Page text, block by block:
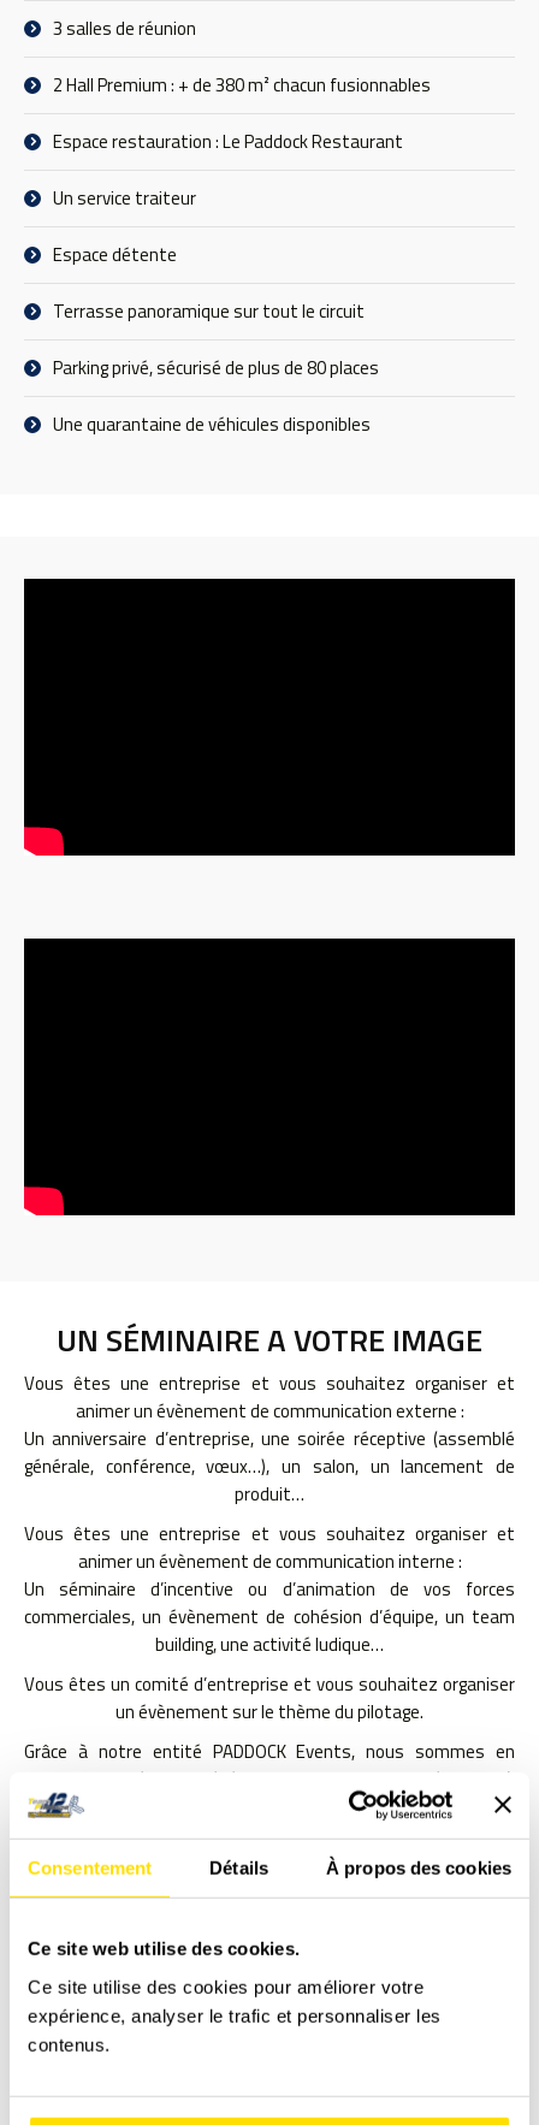
Consentement Détails À propos des cookies
Ce site web utilise des cookies.
Ce site utilise des cookies pour améliorer votre
expérience, analyser le trafic et personnaliser les
contenus.
3 salles de réunion
2 Hall Premium : + de 380 m² chacun fusionnables
Espace restauration : Le Paddock Restaurant
Un service traiteur
Espace détente
Terrasse panoramique sur tout le circuit
Parking privé, sécurisé de plus de 80 places
Une quarantaine de véhicules disponibles
UN SÉMINAIRE A VOTRE IMAGE
Vous êtes une entreprise et vous souhaitez organiser et
animer un évènement de communication externe :
Un anniversaire d’entreprise, une soirée réceptive (assemblé
générale, conférence, vœux…), un salon, un lancement de
produit…
Vous êtes une entreprise et vous souhaitez organiser et
animer un évènement de communication interne :
Un séminaire d’incentive ou d’animation de vos forces
commerciales, un évènement de cohésion d’équipe, un team
building, une activité ludique…
Vous êtes un comité d’entreprise et vous souhaitez organiser
un évènement sur le thème du pilotage.
Grâce à notre entité PADDOCK Events, nous sommes en
mesure de créer des événements capables de répondre à
l’ensemble de vos attentes.